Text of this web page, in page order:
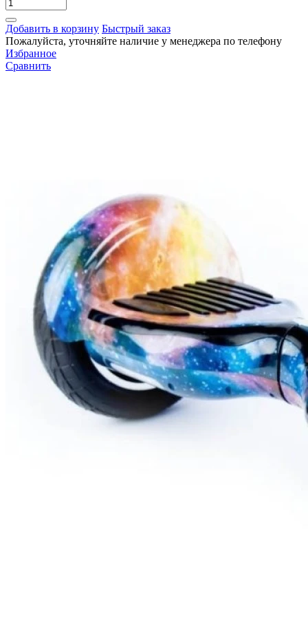
Добавить в корзину Быстрый заказ
Пожалуйста, уточняйте наличие у менеджера по телефону
Избранное
Сравнить